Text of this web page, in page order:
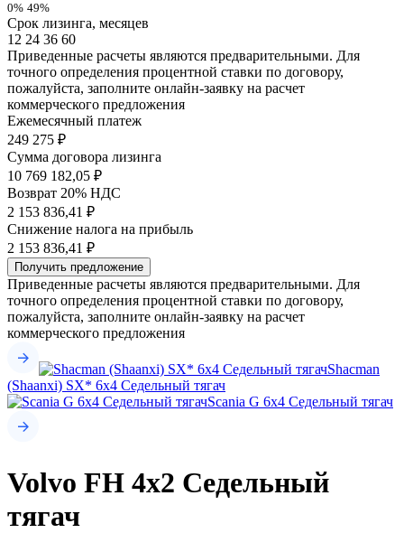
0% 49%
Срок лизинга, месяцев
12 24 36 60
Приведенные расчеты являются предварительными. Для
точного определения процентной ставки по договору,
пожалуйста, заполните онлайн-заявку на расчет
коммерческого предложения
Ежемесячный платеж
249 275 ₽
Сумма договора лизинга
10 769 182,05 ₽
Возврат 20% НДС
2 153 836,41 ₽
Снижение налога на прибыль
2 153 836,41 ₽
Получить предложение
Приведенные расчеты являются предварительными. Для
точного определения процентной ставки по договору,
пожалуйста, заполните онлайн-заявку на расчет
коммерческого предложения
Shacman
(Shaanxi) SX* 6x4 Седельный тягач
Scania G 6x4 Седельный тягач
Volvo FH 4x2 Седельный
тягач